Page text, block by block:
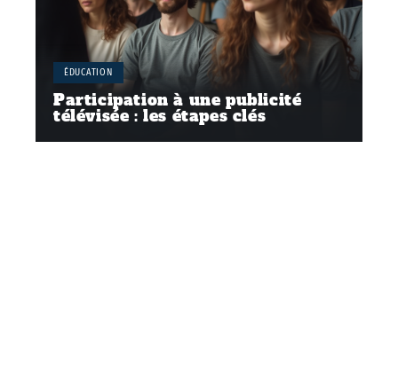
ÉDUCATION
Participation à une publicité
télévisée : les étapes clés